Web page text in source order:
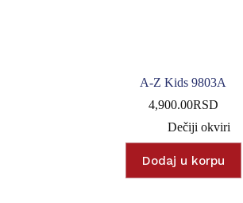
A-Z Kids 9803A
4,900.00RSD
Dečiji okviri
Dodaj u korpu